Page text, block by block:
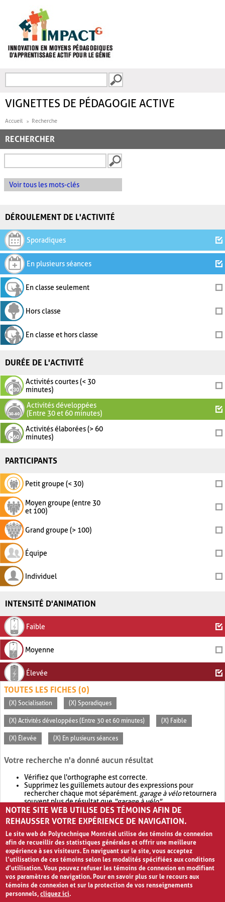
FORMULAIRE DE
VIGNETTES DE PÉDAGOGIE ACTIVE
Accueil Recherche
RECHERCHER
Voir tous les mots-clés
DÉROULEMENT DE L'ACTIVITÉ
Sporadiques
En plusieurs séances
En classe seulement
Hors classe
En classe et hors classe
DURÉE DE L'ACTIVITÉ
Activités courtes (< 30
minutes)
Activités développées
(Entre 30 et 60 minutes)
Activités élaborées (> 60
minutes)
PARTICIPANTS
Petit groupe (< 30)
Moyen groupe (entre 30
et 100)
Grand groupe (> 100)
Équipe
Individuel
INTENSITÉ D'ANIMATION
Faible
Moyenne
Élevée
TOUTES LES FICHES (0)
(X) Socialisation (X) Sporadiques
(X) Activités développées (Entre 30 et 60 minutes) (X) Faible
(X) Élevée (X) En plusieurs séances
Votre recherche n'a donné aucun résultat
Vérifiez que l'orthographe est correcte.
Supprimez les guillemets autour des expressions pour
rechercher chaque mot séparément. garage à véloretournera
souvent plus de résultat que"garage à vélo".
Envisagez d'élargir votre recherche avec OR.garage OR vélo
retournera souvent plus de résultat quegarage à vélo
NOTRE SITE WEB UTILISE DES TÉMOINS AFIN DE
REHAUSSER VOTRE EXPÉRIENCE DE NAVIGATION.
Le site web de Polytechnique Montréal utilise des témoins de connexion
afin de recueillir des statistiques générales et offrir une meilleure
expérience à ses visiteurs. En naviguant sur le site, vous acceptez
l’utilisation de ces témoins selon les modalités spécifiées aux conditions
d’utilisation. Vous pouvez refuser les témoins de connexion en modifiant
vos paramètres de navigation. Pour en savoir plus sur le recours aux
témoins de connexion et sur la protection de vos renseignements
personnels,cliquez ici.